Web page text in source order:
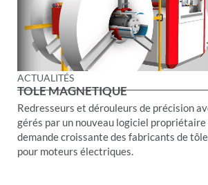
ACTUALITÉS
TOLE MAGNETIQUE
Redresseurs et dérouleurs de précision
gérés par un nouveau logiciel propriétaire
demande croissante des fabricants de
pour moteurs électriques.